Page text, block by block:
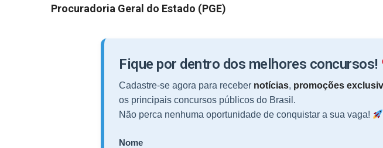
Procuradoria Geral do Estado (PGE)
Fique por dentro dos melhores concursos!
Cadastre-se agora para receber notícias, promoções
os principais concursos públicos do Brasil.
Não perca nenhuma oportunidade de conquistar a sua vaga!
Nome